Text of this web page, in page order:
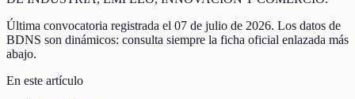
Última convocatoria registrada el 07 de julio de 2026. Los datos de
BDNS son dinámicos: consulta siempre la ficha oficial enlazada más
abajo.
En este artículo